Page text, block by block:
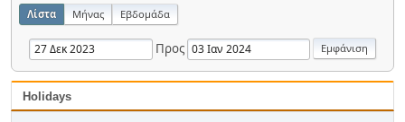
Λίστα Μήνας Εβδομάδα
Προς
Holidays